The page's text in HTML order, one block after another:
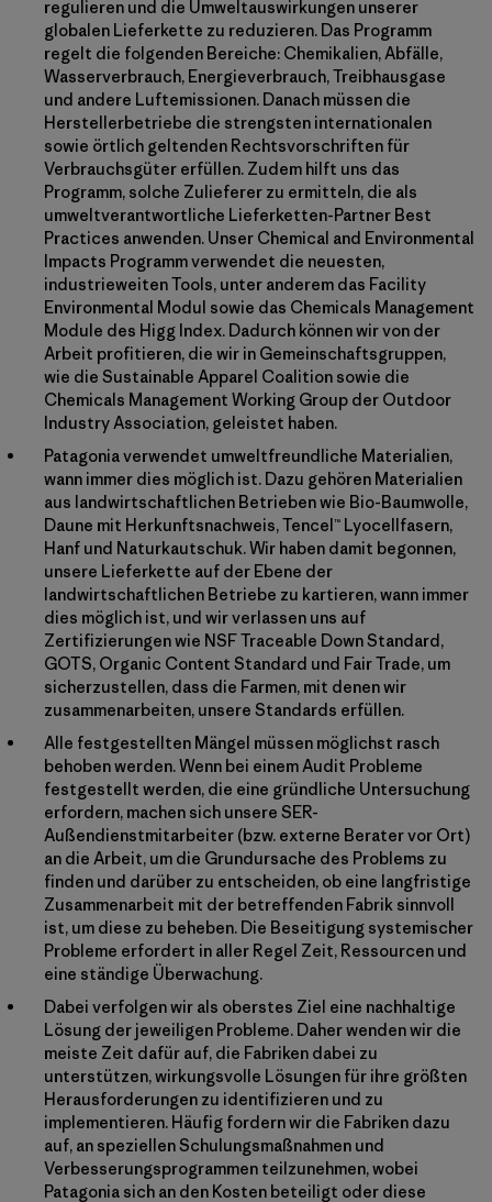
regulieren und die Umweltauswirkungen unserer
globalen Lieferkette zu reduzieren. Das Programm
regelt die folgenden Bereiche: Chemikalien, Abfälle,
Wasserverbrauch, Energieverbrauch, Treibhausgase
und andere Luftemissionen. Danach müssen die
Herstellerbetriebe die strengsten internationalen
sowie örtlich geltenden Rechtsvorschriften für
Verbrauchsgüter erfüllen. Zudem hilft uns das
Programm, solche Zulieferer zu ermitteln, die als
umweltverantwortliche Lieferketten-Partner Best
Practices anwenden. Unser Chemical and Environmental
Impacts Programm verwendet die neuesten,
industrieweiten Tools, unter anderem das Facility
Environmental Modul sowie das Chemicals Management
Module des Higg Index. Dadurch können wir von der
Arbeit profitieren, die wir in Gemeinschaftsgruppen,
wie die Sustainable Apparel Coalition sowie die
Chemicals Management Working Group der Outdoor
Industry Association, geleistet haben.
Patagonia verwendet umweltfreundliche Materialien,
wann immer dies möglich ist. Dazu gehören Materialien
aus landwirtschaftlichen Betrieben wie Bio-Baumwolle,
Daune mit Herkunftsnachweis, Tencel™ Lyocellfasern,
Hanf und Naturkautschuk. Wir haben damit begonnen,
unsere Lieferkette auf der Ebene der
landwirtschaftlichen Betriebe zu kartieren, wann immer
dies möglich ist, und wir verlassen uns auf
Zertifizierungen wie NSF Traceable Down Standard,
GOTS, Organic Content Standard und Fair Trade, um
sicherzustellen, dass die Farmen, mit denen wir
zusammenarbeiten, unsere Standards erfüllen.
Alle festgestellten Mängel müssen möglichst rasch
behoben werden. Wenn bei einem Audit Probleme
festgestellt werden, die eine gründliche Untersuchung
erfordern, machen sich unsere SER-
Außendienstmitarbeiter (bzw. externe Berater vor Ort)
an die Arbeit, um die Grundursache des Problems zu
finden und darüber zu entscheiden, ob eine langfristige
Zusammenarbeit mit der betreffenden Fabrik sinnvoll
ist, um diese zu beheben. Die Beseitigung systemischer
Probleme erfordert in aller Regel Zeit, Ressourcen und
eine ständige Überwachung.
Dabei verfolgen wir als oberstes Ziel eine nachhaltige
Lösung der jeweiligen Probleme. Daher wenden wir die
meiste Zeit dafür auf, die Fabriken dabei zu
unterstützen, wirkungsvolle Lösungen für ihre größten
Herausforderungen zu identifizieren und zu
implementieren. Häufig fordern wir die Fabriken dazu
auf, an speziellen Schulungsmaßnahmen und
Verbesserungsprogrammen teilzunehmen, wobei
Patagonia sich an den Kosten beteiligt oder diese